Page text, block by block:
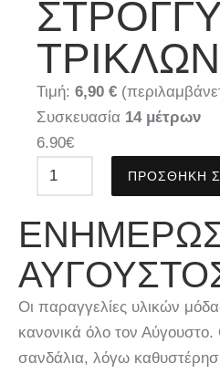
Τιμή: 6,90 €
Συσκευασία 14 μέτρων
6.90€
ΠΡΟΣΘΉΚΗ
Οι παραγγελίες υλικών
κανονικά όλο τον Αύγουστο.
σανδάλια, λόγω